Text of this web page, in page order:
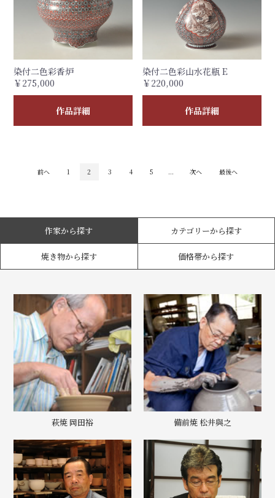
染付二色彩香炉
￥275,000
作品詳細
染付二色彩山水花瓶 E
￥220,000
作品詳細
前へ 1 2 3 4 5 ... 次へ 最後へ
作家から探す カテゴリーから探す
焼き物から探す 価格帯から探す
萩焼 岡田裕 備前焼 松井與之